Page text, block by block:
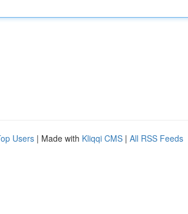
Users | Made with Kliqqi CMS | All RSS Feeds